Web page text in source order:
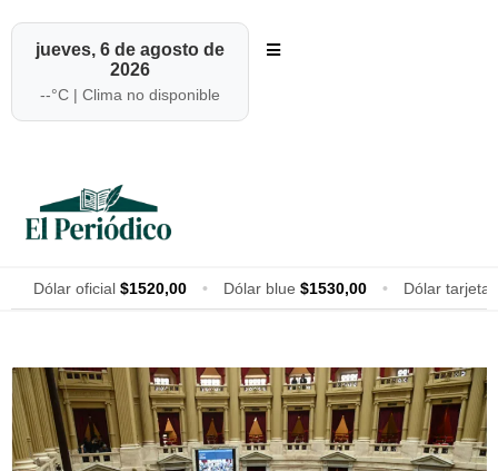
jueves, 6 de agosto de
2026
--°C | Clima no disponible
Dólar oficial $1520,00 • Dólar blue $1530,00 • Dólar tarjeta